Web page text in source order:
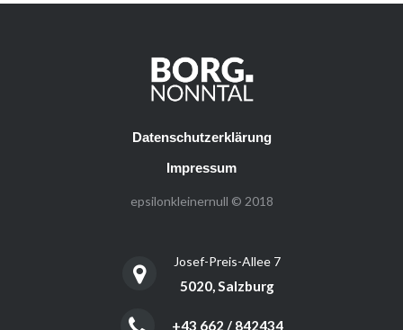
Datenschutzerklärung
Impressum
epsilonkleinernull © 2018
Josef-Preis-Allee 7
5020, Salzburg
+43 662 / 842434